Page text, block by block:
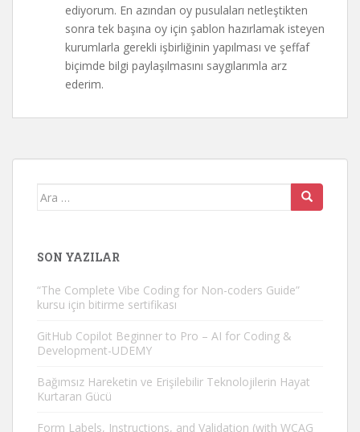
ediyorum. En azından oy pusulaları netleştikten
sonra tek başına oy için şablon hazırlamak isteyen
kurumlarla gerekli işbirliğinin yapılması ve şeffaf
biçimde bilgi paylaşılmasını saygılarımla arz
ederim.
Arama
SON YAZILAR
“The Complete Vibe Coding for Non-coders Guide”
kursu için bitirme sertifikası
GitHub Copilot Beginner to Pro – AI for Coding &
Development-UDEMY
Bağımsız Hareketin ve Erişilebilir Teknolojilerin Hayat
Kurtaran Gücü
Form Labels, Instructions, and Validation (with WCAG